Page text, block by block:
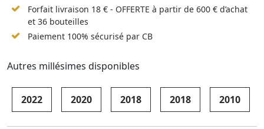
Forfait livraison 18 € - OFFERTE à partir de 600 € d’achat
et 36 bouteilles
Paiement 100% sécurisé par CB
Autres millésimes disponibles
2022 2020 2018 2018 2010